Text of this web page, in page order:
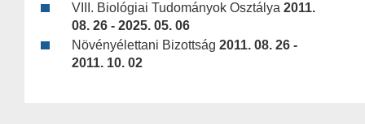
VIII. Biológiai Tudományok Osztálya 2011.
08. 26 - 2025. 05. 06
Növényélettani Bizottság 2011. 08. 26 -
2011. 10. 02